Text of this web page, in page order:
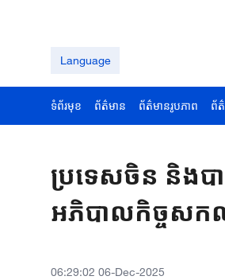
Language
ទំព័រមុខ ព័ត៌មាន ព័ត៌មានរូបភាព ព័
ប្រទេសចិន និងបា
អភិបាលកិច្ចសក
06:29:02 06-Dec-2025